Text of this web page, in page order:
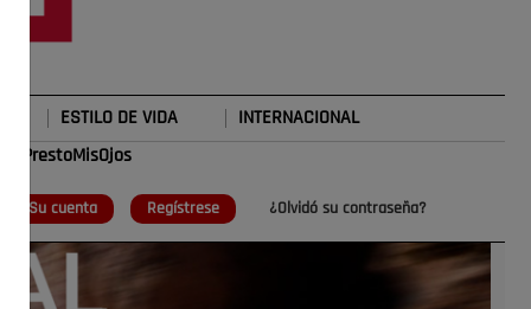
ESTILO DE VIDA INTERNACIONAL
Su cuenta Regístrese ¿Olvidó su contraseña?